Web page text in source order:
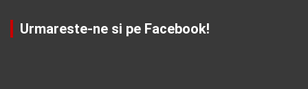
Urmareste-ne si pe Facebook!